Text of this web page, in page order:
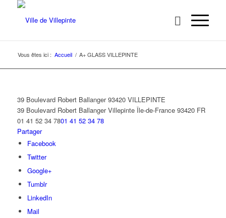
Vous êtes ici : Accueil / A+ GLASS VILLEPINTE
39 Boulevard Robert Ballanger 93420 VILLEPINTE
39 Boulevard Robert Ballanger Villepinte Île-de-France 93420 FR
01 41 52 34 7801 41 52 34 78
Partager
Facebook
Twitter
Google+
Tumblr
LinkedIn
Mail